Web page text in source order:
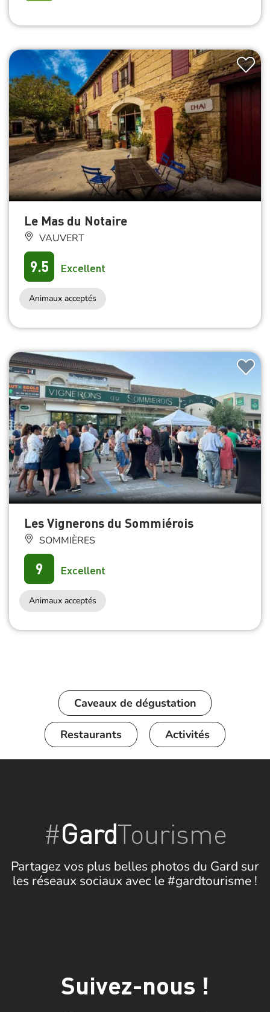
Le Mas du Notaire
VAUVERT
9.5 Excellent
Animaux acceptés
Les Vignerons du Sommiérois
SOMMIÈRES
9 Excellent
Animaux acceptés
Caveaux de dégustation
Restaurants Activités
#GardTourisme
Partagez vos plus belles photos du Gard sur
les réseaux sociaux avec le #gardtourisme !
Suivez-nous !